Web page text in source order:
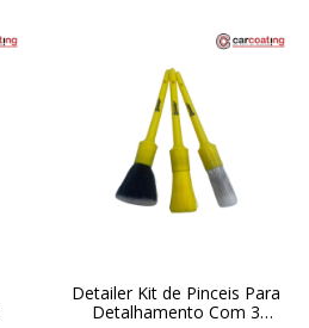
Detailer Kit de Pinceis Para
Detalhamento Com 3